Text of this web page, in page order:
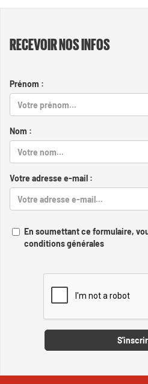
RECEVOIR NOS INFOS
Prénom :
Nom :
Votre adresse e-mail :
En soumettant ce formulaire,
conditions générales